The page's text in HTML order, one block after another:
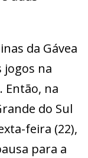
da Gávea
na
Então, na
do Sul
feira (22),
para a